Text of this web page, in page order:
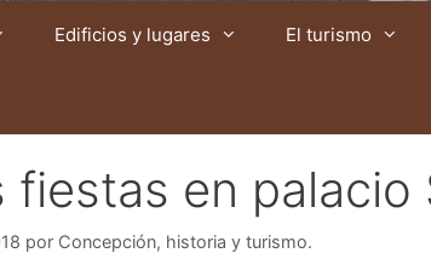
Edificios y lugares El turismo
fiestas en palacio
por Concepción, historia y turismo.